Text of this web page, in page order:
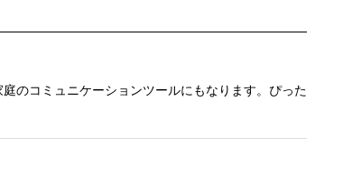
のコミュニケーションツールにもなります。ぴった